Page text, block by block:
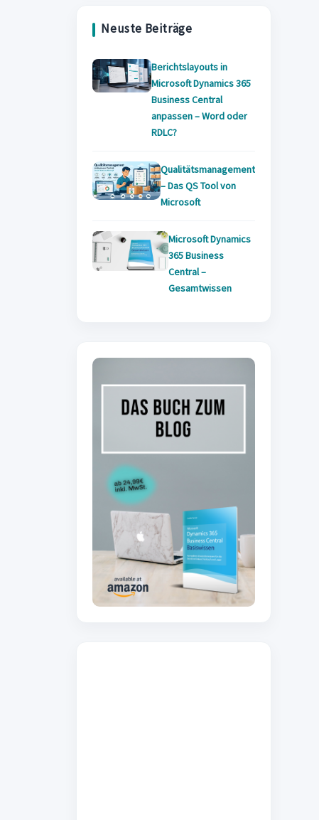
tab
Neuste Beiträge
Berichtslayouts in
Microsoft Dynamics 365
Business Central
anpassen – Word oder
RDLC?
Qualitätsmanagement
– Das QS Tool von
Microsoft
Microsoft Dynamics
365 Business
Central –
Gesamtwissen